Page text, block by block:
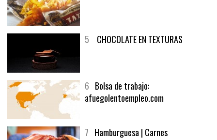
5 CHOCOLATE EN TEXTURAS
6 Bolsa de trabajo:
afuegolentoempleo.com
7 Hamburguesa | Carnes